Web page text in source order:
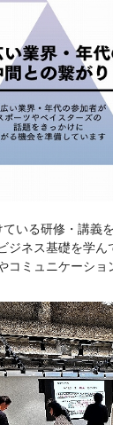
いる研修・講義
ネス基礎を学
ミュニケーショ